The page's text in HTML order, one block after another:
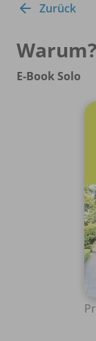
Zurück
E-Book Solo